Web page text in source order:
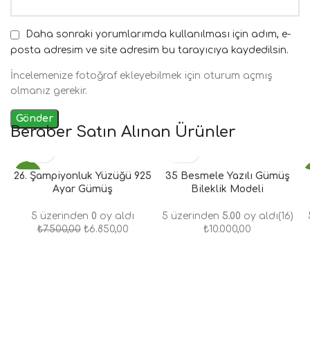
Daha sonraki yorumlarımda kullanılması için adım, e-
posta adresim ve site adresim bu tarayıcıya kaydedilsin.
İncelemenize fotoğraf ekleyebilmek için oturum açmış
olmanız gerekir.
Beraber Satın Alınan Ürünler
- 9%
26. Şampiyonluk Yüzüğü 925
Ayar Gümüş
5 üzerinden 0 oy aldı
₺7.500,00 ₺6.850,00
35 Besmele Yazılı Gümüş
Bileklik Modeli
5 üzerinden 5.00 oy aldı(16)
₺10.000,00